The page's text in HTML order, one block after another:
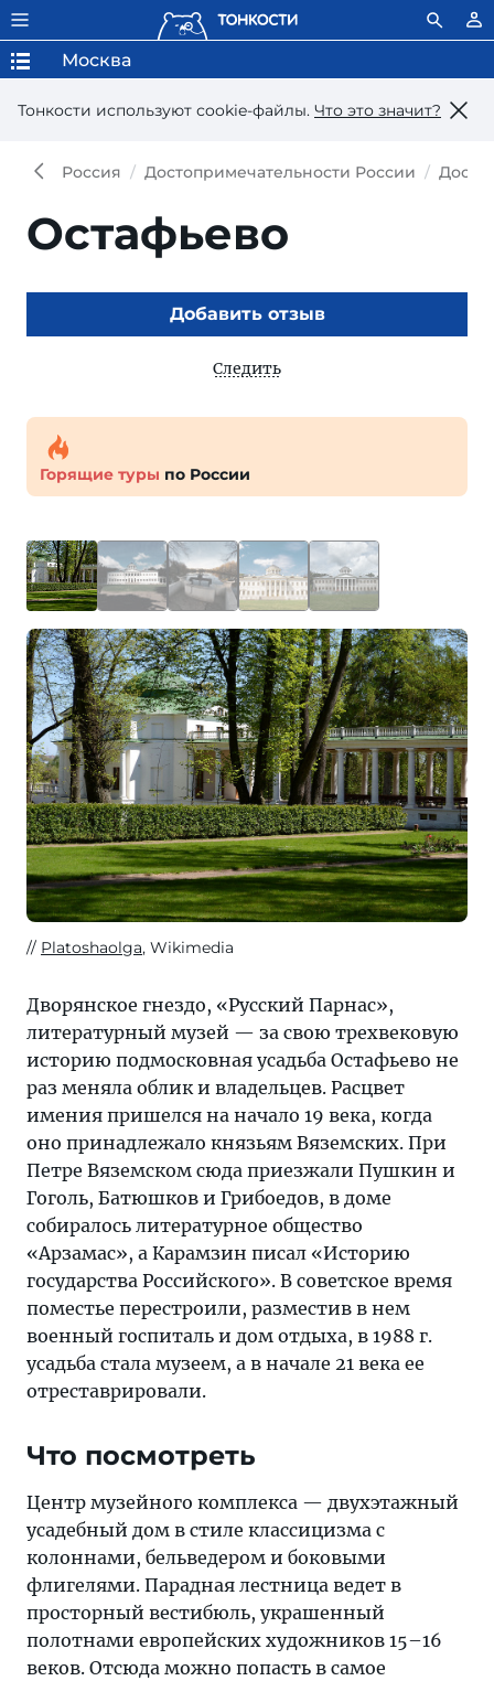
Тонкости используют сookie-файлы. Что это значит?
Москва
Россия Достопримечательности России
Остафьево
Добавить отзыв
Следить
Горящие туры по России
Platoshaolga, Wikimedia
Дворянское гнездо, «Русский Парнас»,
литературный музей — за свою трехвековую
историю подмосковная усадьба Остафьево не
раз меняла облик и владельцев. Расцвет
имения пришелся на начало 19 века, когда
оно принадлежало князьям Вяземских. При
Петре Вяземском сюда приезжали Пушкин и
Гоголь, Батюшков и Грибоедов, в доме
собиралось литературное общество
«Арзамас», а Карамзин писал «Историю
государства Российского». В советское время
поместье перестроили, разместив в нем
военный госпиталь и дом отдыха, в 1988 г.
усадьба стала музеем, а в начале 21 века ее
отреставрировали.
Что посмотреть
Центр музейного комплекса — двухэтажный
усадебный дом в стиле классицизма с
колоннами, бельведером и боковыми
флигелями. Парадная лестница ведет в
просторный вестибюль, украшенный
полотнами европейских художников 15–16
веков. Отсюда можно попасть в самое